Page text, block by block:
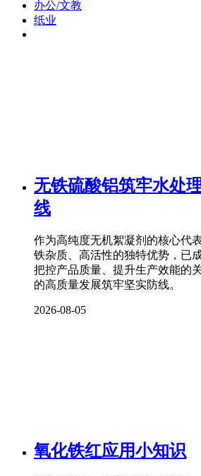
办公/文教
纸业
无铁硫酸铝筑牢水处
线
作为高纯度无机絮凝剂的核心代
铁杂质、高活性的独特优势，已
把控产品质量、提升生产效能的
的高质量发展筑牢坚实防线。
2026-08-05
氧化铁红应用小知识